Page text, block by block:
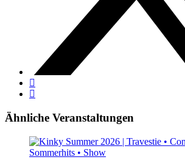
Ähnliche Veranstaltungen